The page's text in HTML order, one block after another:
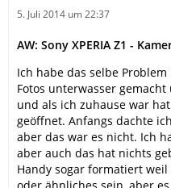
5. Juli 2014 um 22:37
AW: Sony XPERIA Z1 -
Ich habe das selbe
Fotos unterwasser
und als ich zuhause war
geöffnet. Anfangs dachte
aber das war es nicht. Ich
aber auch das hat nichts
Handy sogar formatiert